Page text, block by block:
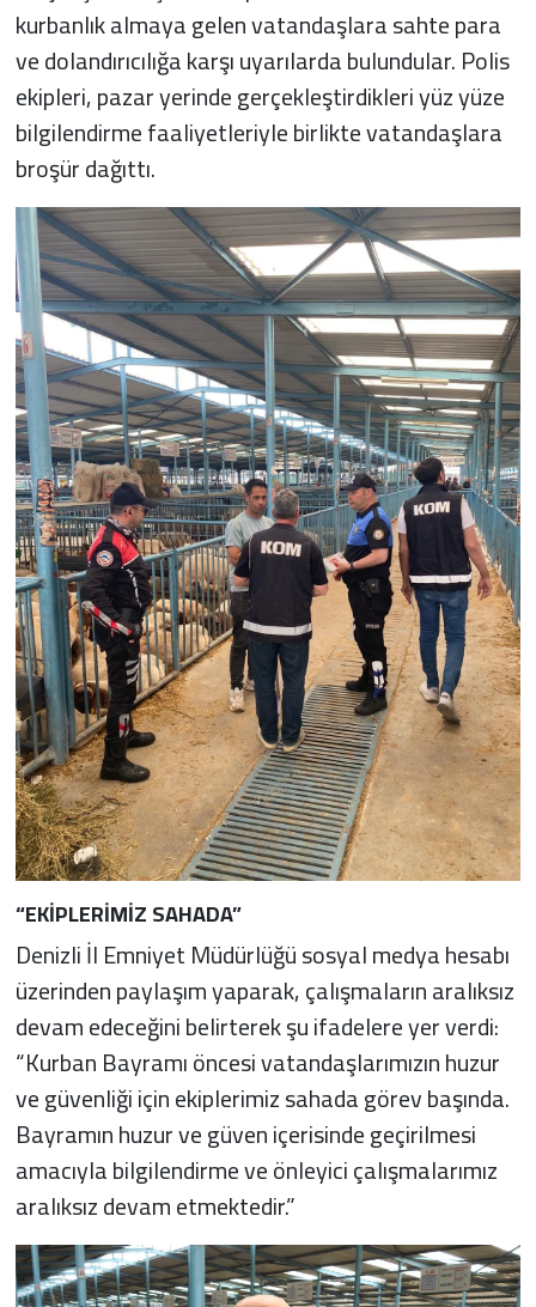
kurbanlık almaya gelen vatandaşlara sahte para
ve dolandırıcılığa karşı uyarılarda bulundular. Polis
ekipleri, pazar yerinde gerçekleştirdikleri yüz yüze
bilgilendirme faaliyetleriyle birlikte vatandaşlara
broşür dağıttı.
“EKİPLERİMİZ SAHADA”
Denizli İl Emniyet Müdürlüğü sosyal medya hesabı
üzerinden paylaşım yaparak, çalışmaların aralıksız
devam edeceğini belirterek şu ifadelere yer verdi:
“Kurban Bayramı öncesi vatandaşlarımızın huzur
ve güvenliği için ekiplerimiz sahada görev başında.
Bayramın huzur ve güven içerisinde geçirilmesi
amacıyla bilgilendirme ve önleyici çalışmalarımız
aralıksız devam etmektedir.”